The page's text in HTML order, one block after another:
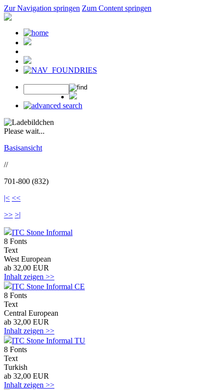
Zur Navigation springen Zum Content springen
Please wait...
Basisansicht
//
701-800 (832)
|< <<
>> >|
ITC Stone Informal
8 Fonts
Text
West European
ab 32,00 EUR
Inhalt zeigen >>
ITC Stone Informal CE
8 Fonts
Text
Central European
ab 32,00 EUR
Inhalt zeigen >>
ITC Stone Informal TU
8 Fonts
Text
Turkish
ab 32,00 EUR
Inhalt zeigen >>